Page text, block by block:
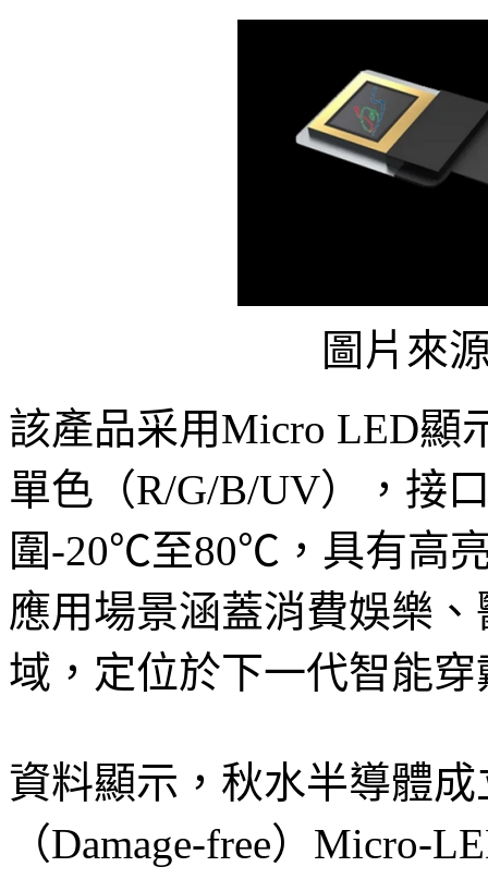
圖片來
該產品采用Micro LED顯
單色（R/G/B/UV），接
圍-20℃至80℃，具有高
應用場景涵蓋消費娛樂
域，定位於下一代智能
資料顯示，秋水半導體
（Damage-free）Micro-